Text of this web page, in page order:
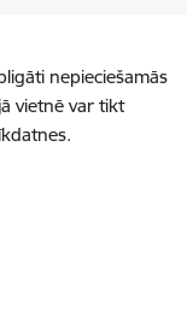
nepieciešamās
vietnē var tikt